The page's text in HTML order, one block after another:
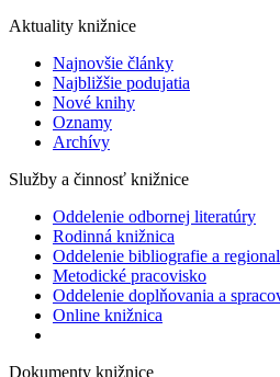
Aktuality knižnice
Najnovšie články
Najbližšie podujatia
Nové knihy
Oznamy
Archívy
Služby a činnosť knižnice
Oddelenie odbornej literatúry
Rodinná knižnica
Oddelenie bibliografie a
Metodické pracovisko
Oddelenie doplňovania a
Online knižnica
Dokumenty knižnice